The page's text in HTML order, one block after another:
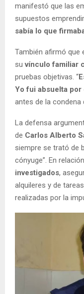
manifestó que las
supuestos
sabía lo que
También afirmó que
su vínculo familiar
pruebas objetivas. “
Yo fui absuelta
antes de la condena
La defensa
de Carlos Alberto
siempre se trató de
cónyuge”. En
investigados,
alquileres y de
realizadas por la